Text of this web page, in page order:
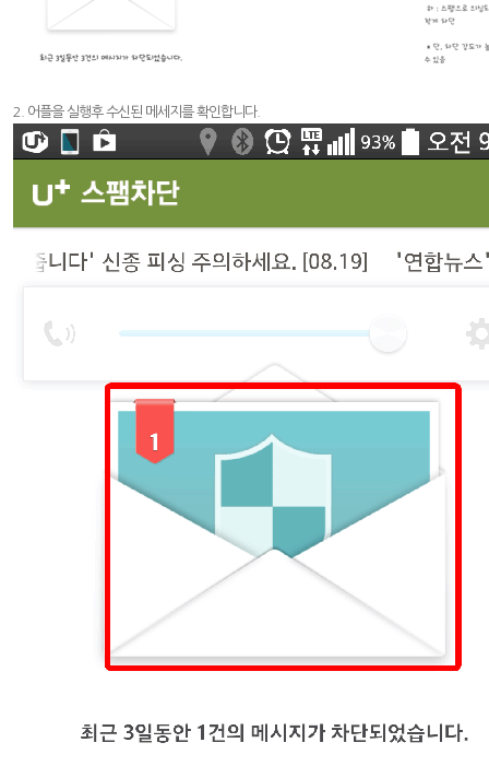
2. 어플을 실행후 수신된 메세지를 확인합니다.